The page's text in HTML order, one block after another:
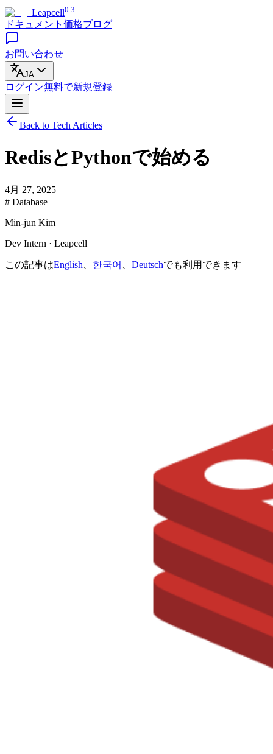
Leapcell0.3
ドキュメント 価格ブログ
お問い合わせ
JA
ログイン無料で新規登録
Back to Tech Articles
RedisとPythonで始める
4月 27, 2025
# Database
Min-jun Kim
Dev Intern · Leapcell
この記事はEnglish 한국어 Deutschでも利用できます